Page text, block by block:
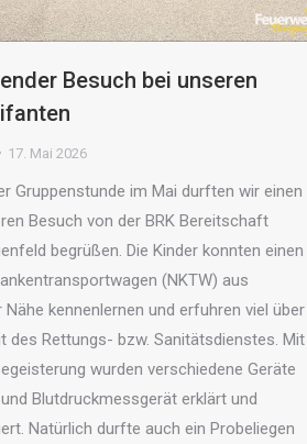
Besuch bei unseren
17. Mai 2026
Gruppenstunde im Mai durften wir einen
Besuch von der BRK Bereitschaft
begrüßen. Die Kinder konnten einen
(NKTW) aus
kennenlernen und erfuhren viel über
des Rettungs- bzw. Sanitätsdienstes. Mit
wurden verschiedene Geräte
und Blutdruckmessgerät erklärt und
Natürlich durfte auch ein Probeliegen